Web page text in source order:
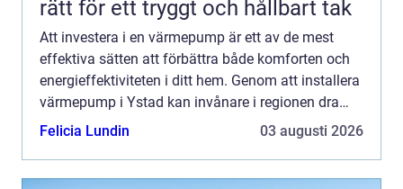
rätt för ett tryggt och hållbart tak
Att investera i en värmepump är ett av de mest
effektiva sätten att förbättra både komforten och
energieffektiviteten i ditt hem. Genom att installera
värmepump i Ystad kan invånare i regionen dra
nytta av de...
Felicia Lundin 03 augusti 2026